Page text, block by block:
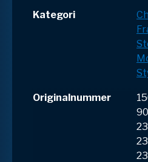
Kategori
Originalnummer